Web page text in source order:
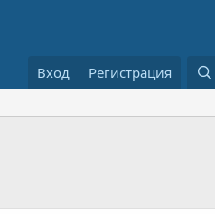
Вход Регистрация